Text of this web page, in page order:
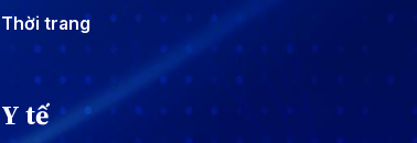
Thời trang
Y tế